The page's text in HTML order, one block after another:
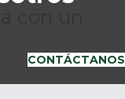
CONTÁCTANOS